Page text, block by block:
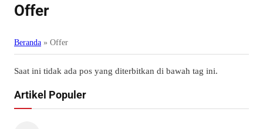
Offer
Beranda » Offer
Saat ini tidak ada pos yang diterbitkan di bawah tag ini.
Artikel Populer